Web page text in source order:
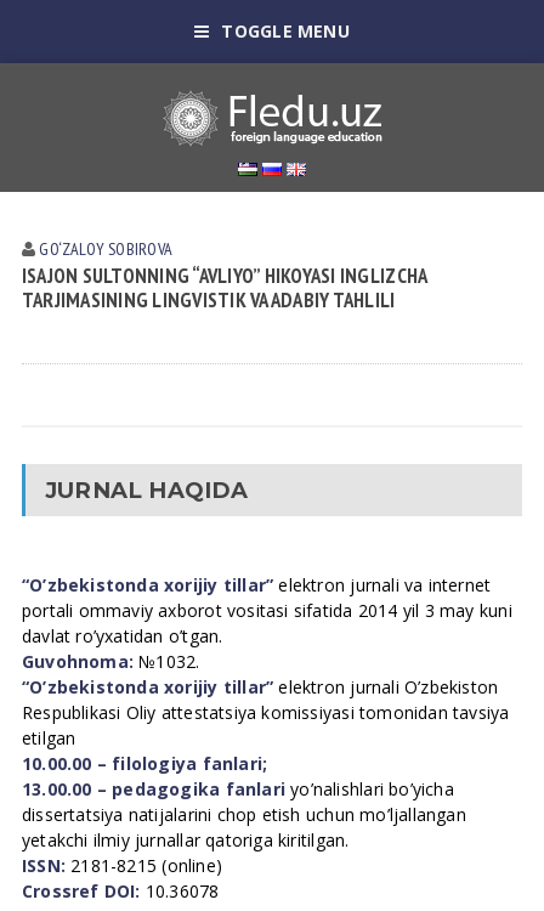
TOGGLE MENU
GO‘ZALOY SOBIROVA
ISAJON SULTONNING “AVLIYO” HIKOYASI INGLIZCHA
TARJIMASINING LINGVISTIK VA ADABIY TAHLILI
JURNAL HAQIDA
“O’zbekistonda xorijiy tillar” elektron jurnali va internet
portali ommaviy axborot vositasi sifatida 2014 yil 3 may kuni
davlat ro’yxatidan o’tgan.
Guvohnoma: №1032.
“O’zbekistonda xorijiy tillar” elektron jurnali O’zbekiston
Respublikasi Oliy attestatsiya komissiyasi tomonidan tavsiya
etilgan
10.00.00 – filologiya fanlari;
13.00.00 – pedagogika fanlari yo’nalishlari bo’yicha
dissertatsiya natijalarini chop etish uchun mo’ljallangan
yetakchi ilmiy jurnallar qatoriga kiritilgan.
ISSN: 2181-8215 (online)
Crossref DOI: 10.36078